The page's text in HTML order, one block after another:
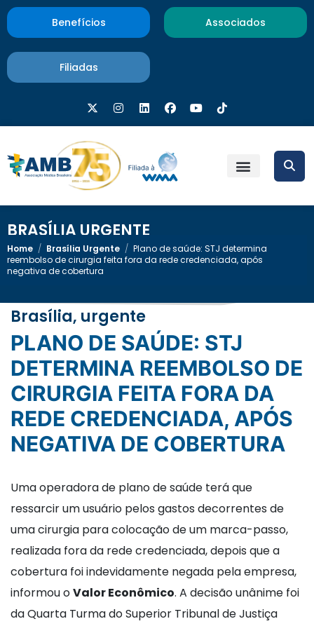
Benefícios Associados
Filiadas
BRASÍLIA URGENTE
Home / Brasília Urgente / Plano de saúde: STJ determina
reembolso de cirurgia feita fora da rede credenciada, após
negativa de cobertura
Brasília, urgente
PLANO DE SAÚDE: STJ
DETERMINA REEMBOLSO DE
CIRURGIA FEITA FORA DA
REDE CREDENCIADA, APÓS
NEGATIVA DE COBERTURA
Uma operadora de plano de saúde terá que
ressarcir um usuário pelos gastos decorrentes de
uma cirurgia para colocação de um marca-passo,
realizada fora da rede credenciada, depois que a
cobertura foi indevidamente negada pela empresa,
informou oValor Econômico. A decisão unânime foi
da Quarta Turma do Superior Tribunal de Justiça